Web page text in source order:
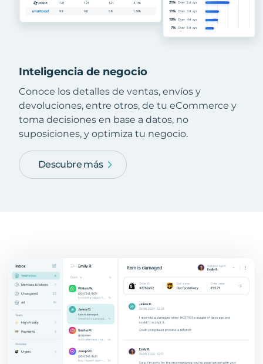
Inteligencia de negocio
Conoce los detalles de ventas, envíos y
devoluciones, entre otros, de tu eCommerce y
toma decisiones en base a datos, no
suposiciones, y optimiza tu negocio.
Descubre más